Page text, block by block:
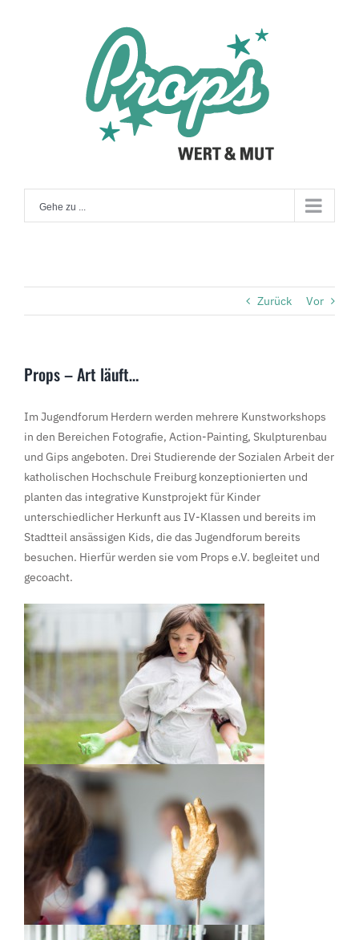
Gehe zu ...
Zurück Vor
Props – Art läuft…
Im Jugendforum Herdern werden mehrere Kunstworkshops
in den Bereichen Fotografie, Action-Painting, Skulpturenbau
und Gips angeboten. Drei Studierende der Sozialen Arbeit der
katholischen Hochschule Freiburg konzeptionierten und
planten das integrative Kunstprojekt für Kinder
unterschiedlicher Herkunft aus IV-Klassen und bereits im
Stadtteil ansässigen Kids, die das Jugendforum bereits
besuchen. Hierfür werden sie vom Props e.V. begleitet und
gecoacht.